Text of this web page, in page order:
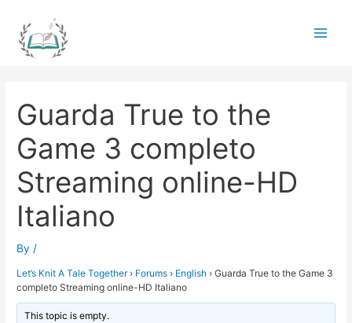
content
Guarda True to the
Game 3 completo
Streaming online-HD
Italiano
By /
Let’s Knit A Tale Together › Forums › English › Guarda True to the Game 3
completo Streaming online-HD Italiano
This topic is empty.